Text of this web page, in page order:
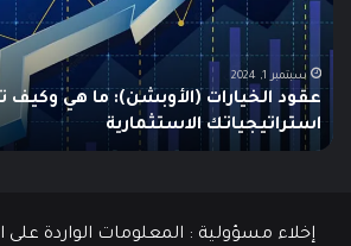
دليلك
الشامل
للمبتدئين
يونيو 10, 2025
ما هو الـ Swing Trading؟ دليلك الشامل للمبتدئين
إخلاء مسؤولية : المعلومات الواردة على